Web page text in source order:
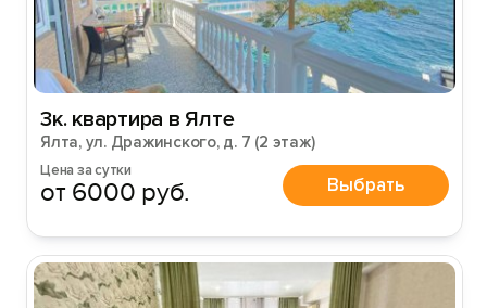
3к. квартира в Ялте
Ялта, ул. Дражинского, д. 7 (2 этаж)
Цена за сутки
от 6000 руб. Выбрать
Вход на сайт
Войти илиЗарегистрироваться